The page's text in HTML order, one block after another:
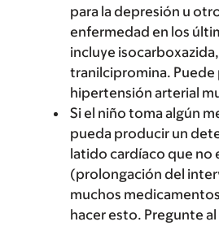
para la depresión u
enfermedad en los
incluye
tranilcipromina. Puede
hipertensión arterial
Si el niño toma algún
pueda producir un
latido cardíaco que no
(prolongación del
muchos
hacer esto. Pregunte